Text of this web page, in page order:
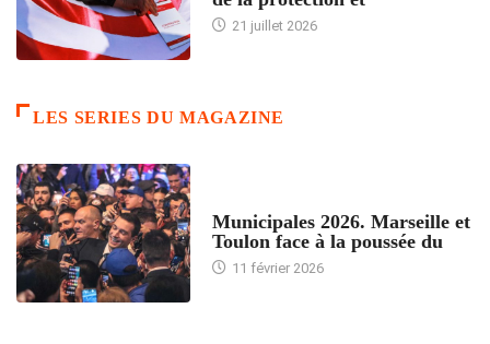
21 juillet 2026
LES SERIES DU MAGAZINE
Municipales 2026. Marseille et
Toulon face à la poussée du
11 février 2026